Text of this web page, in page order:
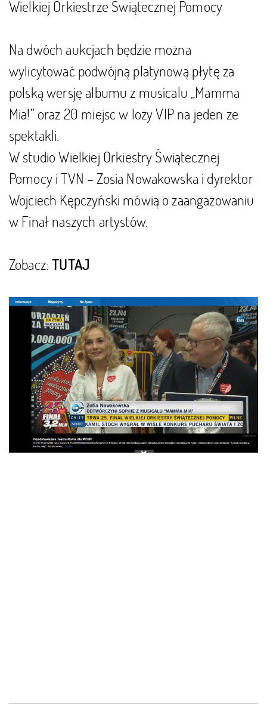
Wielkiej Orkiestrze Świątecznej Pomocy
Na dwóch aukcjach będzie można
wylicytować podwójną platynową płytę za
polską wersję albumu z musicalu „Mamma
Mia!” oraz 20 miejsc w loży VIP na jeden ze
spektakli.
W studio Wielkiej Orkiestry Świątecznej
Pomocy i TVN – Zosia Nowakowska i dyrektor
Wojciech Kępczyński mówią o zaangażowaniu
w Finał naszych artystów.
Zobacz:TUTAJ